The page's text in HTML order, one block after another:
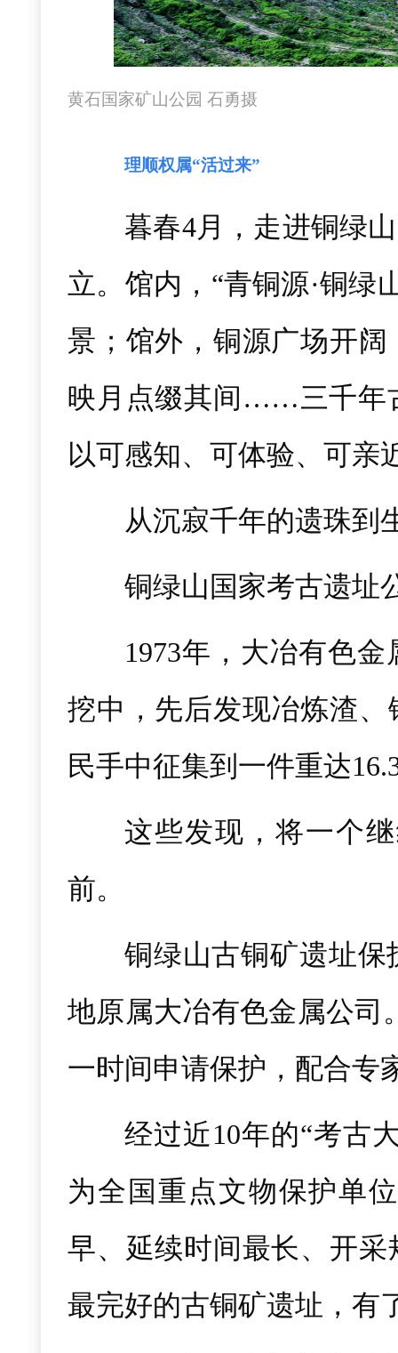
黄石国家矿山公园 石勇摄
理顺权属“活过来”
暮春4月，走进铜绿
立。馆内，“青铜源·铜绿
景；馆外，铜源广场开
映月点缀其间……三千年
以可感知、可体验、可亲
从沉寂千年的遗珠到
铜绿山国家考古遗址
1973年，大冶有色
挖中，先后发现冶炼渣
民手中征集到一件重达
这些发现，将一个
前。
铜绿山古铜矿遗址
地原属大冶有色金属公司
一时间申请保护，配合专
经过近10年的“考古
为全国重点文物保护单
早、延续时间最长、开
最完好的古铜矿遗址，有